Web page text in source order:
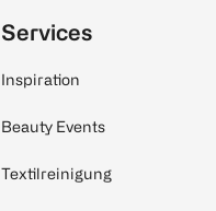
Services
Inspiration
Beauty Events
Textilreinigung